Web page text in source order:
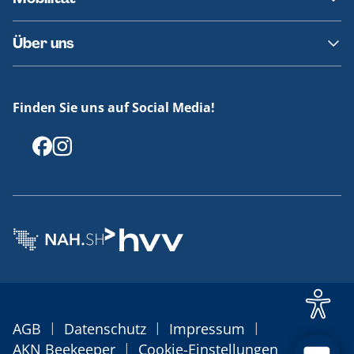
Fundsachen
Häufige Fragen
Barrierefreies Reisen
Erklärung Barrierefreiheit
Über uns
Offenlegungen
Finden Sie uns auf Social Media!
AGB | Datenschutz | Impressum |
AKN Beekeeper | Cookie-Einstellungen